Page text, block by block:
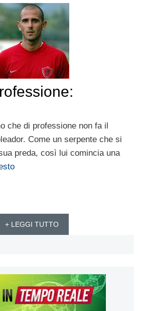
che di professione non fa il
Come un serpente che si
preda, così lui comincia una
+ LEGGI TUTTO